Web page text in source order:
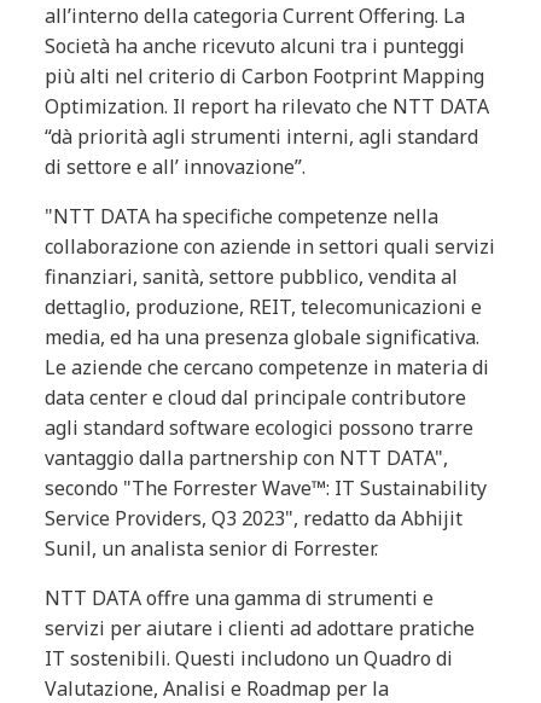
all’interno della categoria Current Offering. La
Società ha anche ricevuto alcuni tra i punteggi
più alti nel criterio di Carbon Footprint Mapping
Optimization. Il report ha rilevato che NTT DATA
“dà priorità agli strumenti interni, agli standard
di settore e all’ innovazione”.
"NTT DATA ha specifiche competenze nella
collaborazione con aziende in settori quali servizi
finanziari, sanità, settore pubblico, vendita al
dettaglio, produzione, REIT, telecomunicazioni e
media, ed ha una presenza globale significativa.
Le aziende che cercano competenze in materia di
data center e cloud dal principale contributore
agli standard software ecologici possono trarre
vantaggio dalla partnership con NTT DATA",
secondo "The Forrester Wave™: IT Sustainability
Service Providers, Q3 2023", redatto da Abhijit
Sunil, un analista senior di Forrester.
NTT DATA offre una gamma di strumenti e
servizi per aiutare i clienti ad adottare pratiche
IT sostenibili. Questi includono un Quadro di
Valutazione, Analisi e Roadmap per la